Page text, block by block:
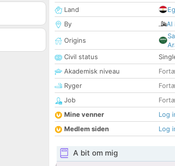
Land
By
Al
Origins
Civil status
Akademisk niveau
Ryger
Job
Mine venner
Log
Medlem siden
Log
A bit om mig